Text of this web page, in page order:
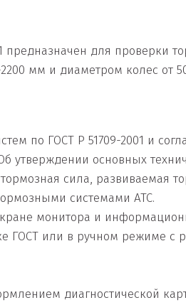
для проверки
мм и диаметром колес от
по ГОСТ Р 51709-2001 и
основных
сила, развиваемая
системами АТС.
монитора и
ГОСТ или в ручном режиме с
диагностической